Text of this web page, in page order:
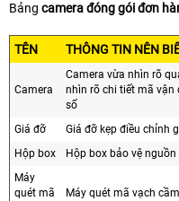
Bảng camera đóng gói đơn
TÊN THÔNG TIN NÊN
Camera
Camera vừa nhìn rõ
nhìn rõ chi tiết mã vận
số
Giá đỡ Giá đỡ kẹp điều chỉnh
Hộp box
Hộp box bảo vệ nguồn
Máy
quét mã
Máy quét mã vạch